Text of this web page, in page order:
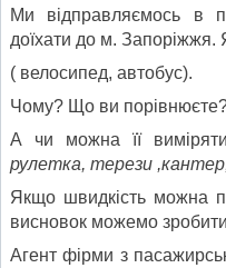
Ми відправляємось
доїхати до м. Запоріжжя.
( велосипед, автобус).
Чому? Що ви
А чи можна її
рулетка, терези
Якщо швидкість можна
висновок можемо
Агент фірми з